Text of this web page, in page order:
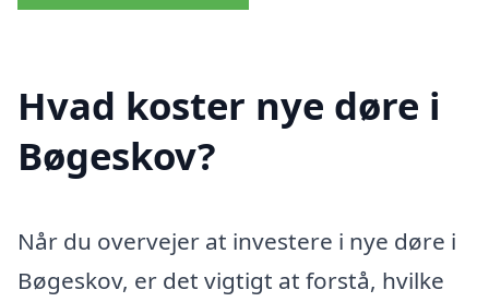
Hvad koster nye døre i
Bøgeskov?
Når du overvejer at investere i nye døre i
Bøgeskov, er det vigtigt at forstå, hvilke